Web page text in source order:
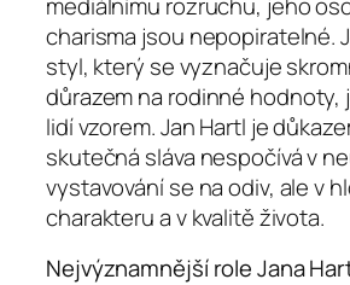
mediálnímu rozruchu, jeho
charisma jsou nepopiratelné.
styl, který se vyznačuje
důrazem na rodinné hodnoty,
lidí vzorem. Jan Hartl je
skutečná sláva nespočívá v
vystavování se na odiv, ale v
charakteru a v kvalitě života.
Nejvýznamnější role Jana